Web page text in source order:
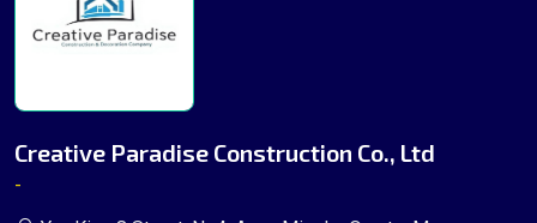
Creative Paradise Construction Co., Ltd
-